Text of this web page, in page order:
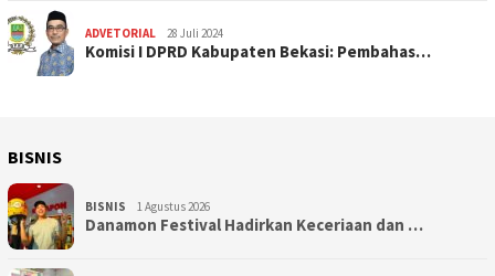
ADVETORIAL 28 Juli 2024
Komisi I DPRD Kabupaten Bekasi: Pembahas…
BISNIS
BISNIS 1 Agustus 2026
Danamon Festival Hadirkan Keceriaan dan …